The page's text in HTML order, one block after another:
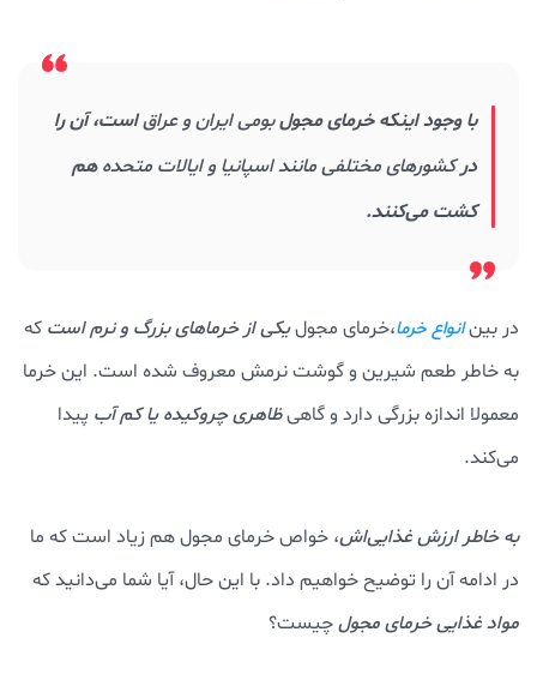
با وجود اینکه خرمای مجولبومی ایران و عراقاست، آن را
درکشورهای مختلفی مانند اسپانیا و ایالات متحدههم
کشت می‌کنند.
در بینانواع خرما،خرمای مجولیکی از خرماهای بزرگ و نرم است که
به خاطر طعم شیرین و گوشت نرمش معروف شده است. این خرما
معمولا اندازه بزرگی دارد و گاهیظاهری چروکیده یا کم آب پیدا
می‌کند.
به خاطر ارزش غذایی‌اش، خواص خرمای مجول هم زیاد است که ما
در ادامه آن را توضیح خواهیم داد. با این حال، آیا شما می‌دانید که
مواد غذایی خرمای مجولچیست؟